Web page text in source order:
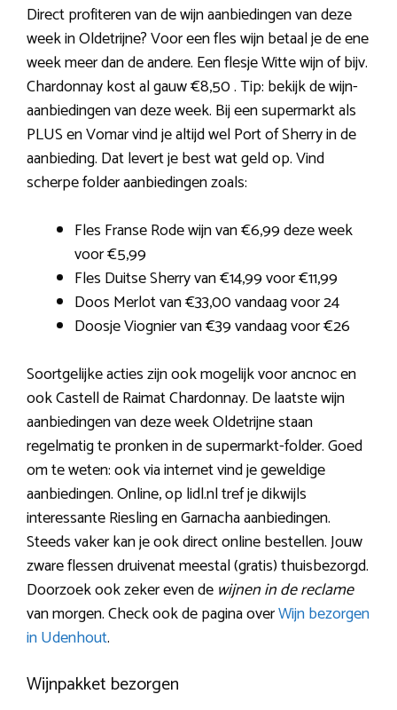
Direct profiteren van de wijn aanbiedingen van deze
week in Oldetrijne? Voor een fles wijn betaal je de ene
week meer dan de andere. Een flesje Witte wijn of bijv.
Chardonnay kost al gauw €8,50 . Tip: bekijk de wijn-
aanbiedingen van deze week. Bij een supermarkt als
PLUS en Vomar vind je altijd wel Port of Sherry in de
aanbieding. Dat levert je best wat geld op. Vind
scherpe folder aanbiedingen zoals:
Fles Franse Rode wijn van €6,99 deze week
voor €5,99
Fles Duitse Sherry van €14,99 voor €11,99
Doos Merlot van €33,00 vandaag voor 24
Doosje Viognier van €39 vandaag voor €26
Soortgelijke acties zijn ook mogelijk voor ancnoc en
ook Castell de Raimat Chardonnay. De laatste wijn
aanbiedingen van deze week Oldetrijne staan
regelmatig te pronken in de supermarkt-folder. Goed
om te weten: ook via internet vind je geweldige
aanbiedingen. Online, op lidl.nl tref je dikwijls
interessante Riesling en Garnacha aanbiedingen.
Steeds vaker kan je ook direct online bestellen. Jouw
zware flessen druivenat meestal (gratis) thuisbezorgd.
Doorzoek ook zeker even de wijnen in de reclame
van morgen. Check ook de pagina overWijn bezorgen
in Udenhout.
Wijnpakket bezorgen